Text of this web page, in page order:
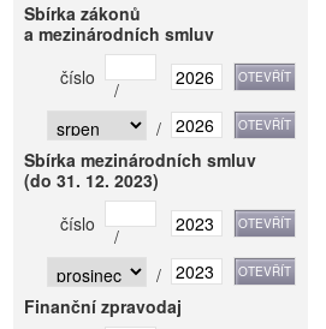
Sbírka zákonů
a mezinárodních smluv
číslo
/
/
Sbírka mezinárodních smluv
(do 31. 12. 2023)
číslo
/
/
Finanční zpravodaj